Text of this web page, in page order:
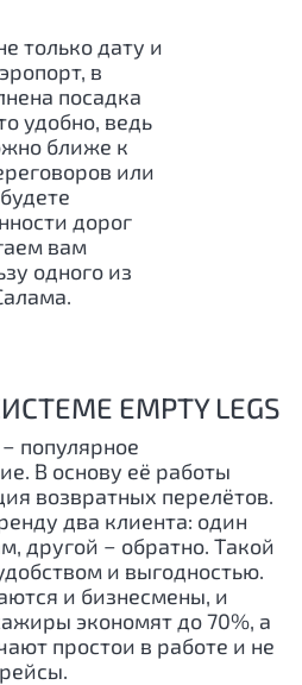
только дату и
в
посадка
удобно, ведь
ближе к
или
дорог
вам
одного из
EMPTY LEGS
популярное
В основу её работы
возвратных перелётов.
два клиента: один
, другой − обратно. Такой
и выгодностью.
и бизнесмены, и
экономят до 70%, а
простои в работе и не